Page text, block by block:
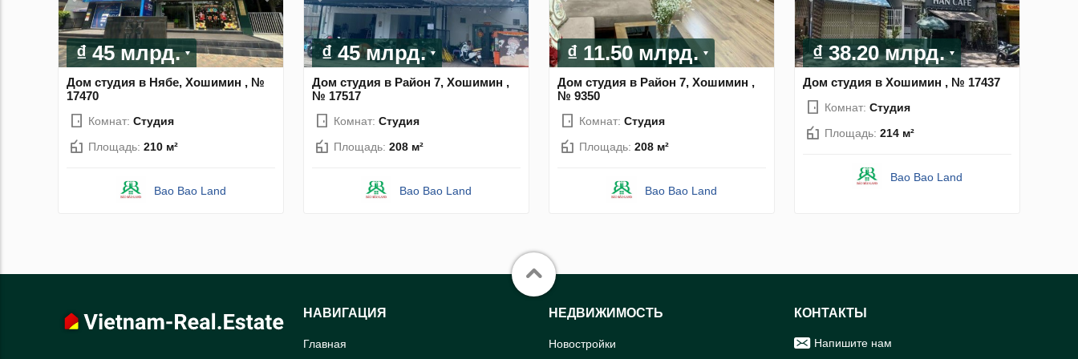
₫ 45 млрд.
Дом студия в Нябе, Хошимин , №
17470
Комнат: Студия
Площадь: 210 м²
Bao Bao Land
₫ 45 млрд.
Дом студия в Район 7, Хошимин ,
№ 17517
Комнат: Студия
Площадь: 208 м²
Bao Bao Land
₫ 11.50 млрд.
Дом студия в Район 7, Хошимин ,
№ 9350
Комнат: Студия
Площадь: 208 м²
Bao Bao Land
₫ 38.20 млрд.
Дом студия в Хошимин , № 17437
Комнат: Студия
Площадь: 214 м²
Bao Bao Land
НАВИГАЦИЯ
Главная
НЕДВИЖИМОСТЬ
Новостройки
КОНТАКТЫ
Напишите нам